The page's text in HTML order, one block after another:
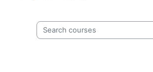
Search courses